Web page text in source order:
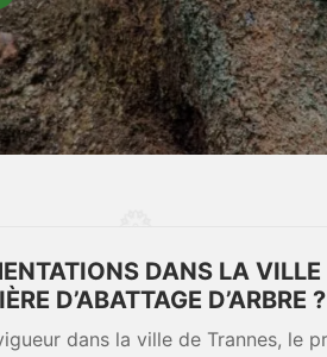
DANS LA
D’ABATTAGE D’ARBRE ?
dans la ville de Trannes, le